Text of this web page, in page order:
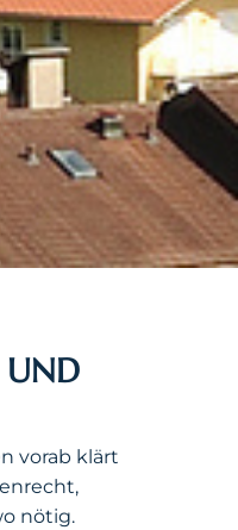
UND
vorab klärt
nötig.